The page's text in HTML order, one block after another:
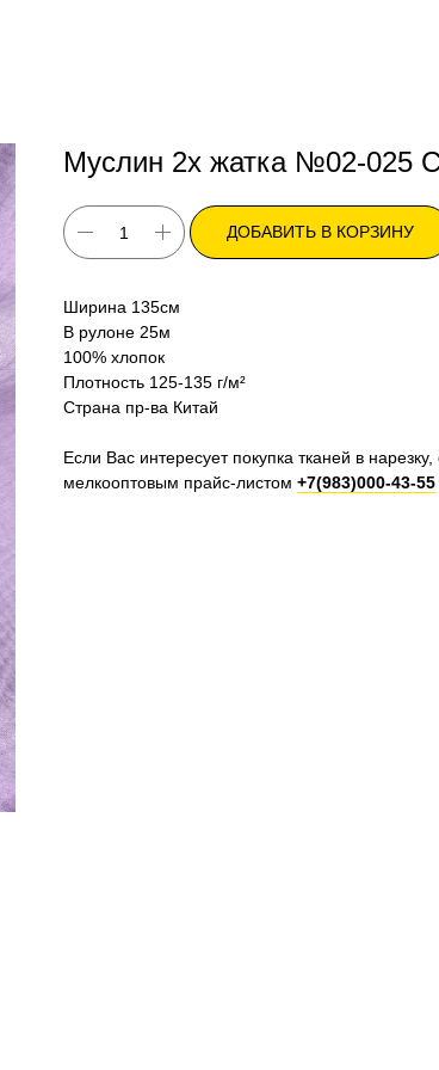
Муслин 2х жатка №02-025
ДОБАВИТЬ В КОРЗИНУ
Ширина 135см
В рулоне 25м
100% хлопок
Плотность 125-135 г/м²
Страна пр-ва Китай
Если Вас интересует покупка тканей в
мелкооптовым прайс-листом +7(983)000-43-55